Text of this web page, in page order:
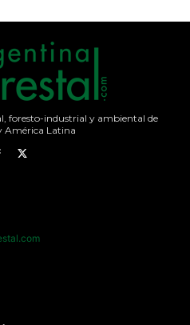
foresto-industrial y ambiental de
América Latina